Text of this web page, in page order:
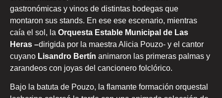
gastronómicas y vinos de distintas bodegas que
montaron sus stands. En ese ese escenario, mientras
caía el sol, la Orquesta Estable Municipal de Las
Heras –dirigida por la maestra Alicia Pouzo- y el cantor
cuyano Lisandro Bertín animaron las primeras palmas y
zarandeos con joyas del cancionero folclórico.
Bajo la batuta de Pouzo, la flamante formación orquestal